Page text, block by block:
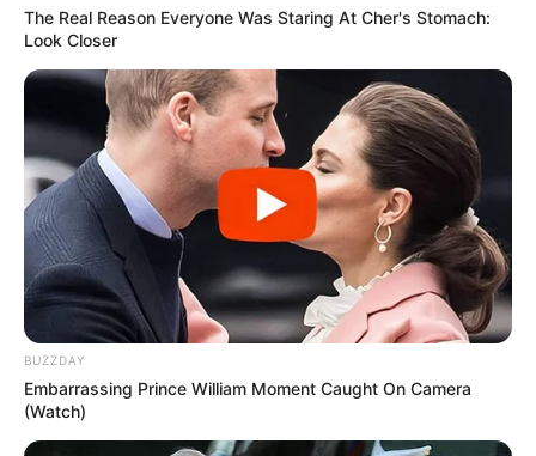
The Real Reason Everyone Was Staring At Cher's Stomach:
Look Closer
BUZZDAY
Embarrassing Prince William Moment Caught On Camera
(Watch)